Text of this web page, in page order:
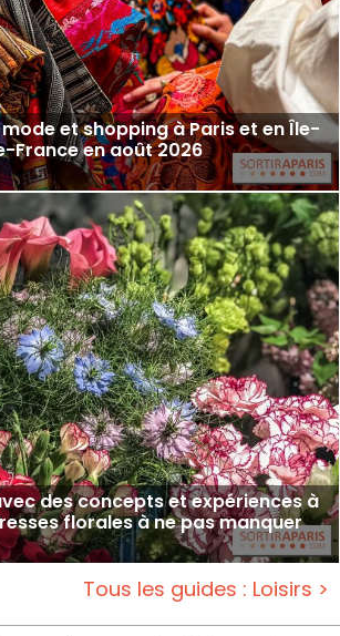
et shopping à Paris et en Île-
France en août 2026
des concepts et expériences à
florales à ne pas manquer
Tous les guides : Loisirs >